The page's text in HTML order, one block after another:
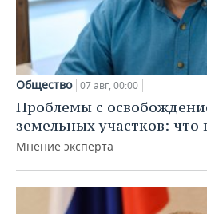
Общество 07 авг, 00:00
Проблемы с
земельных участков: что
Мнение эксперта